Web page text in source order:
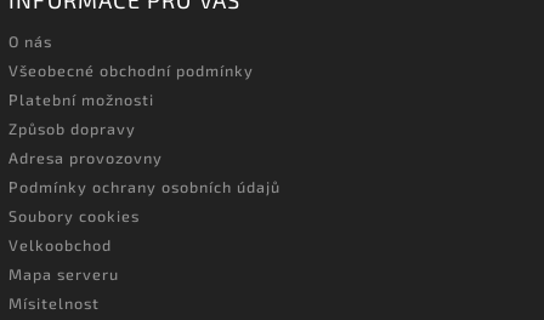
O nás
Všeobecné obchodní podmínky
Platební možnosti
Způsob dopravy
Adresa provozovny
Podmínky ochrany osobních údajů
Soubory cookies
Velkoobchod
Mapa serveru
Mísitelnost